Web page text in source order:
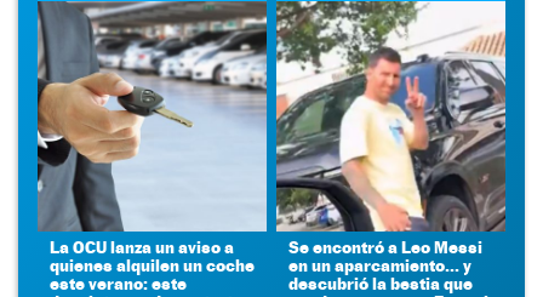
La OCU lanza un aviso a
quienes alquilen un coche
este verano: este
Se encontró a Leo Messi
en un aparcamiento... y
descubrió la bestia que